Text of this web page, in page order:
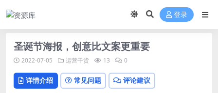
登录
圣诞节海报，创意比文案更重要
2022-07-05 运营干货 13 0
详情介绍 常见问题 评论建议